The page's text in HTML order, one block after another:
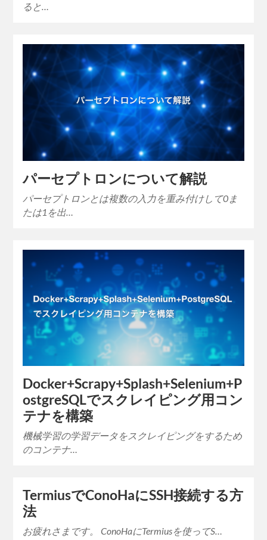
ると…
パーセプトロンについて解説
パーセプトロンとは複数の入力を重み付けして0ま
たは1を出…
Docker+Scrapy+Splash+Selenium+P
ostgreSQLでスクレイピング用コン
テナを構築
機械学習の学習データをスクレイピングをするため
のコンテナ…
TermiusでConoHaにSSH接続する方
法
お疲れさまです。 ConoHaにTermiusを使ってS…